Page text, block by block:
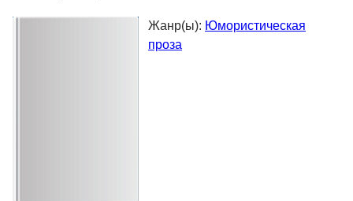
Жанр(ы): Юмористическая
проза